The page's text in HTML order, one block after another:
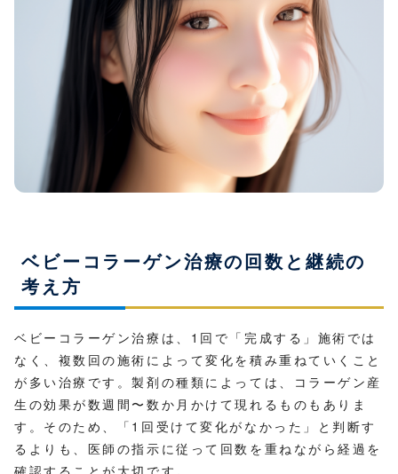
ベビーコラーゲン治療の回数と継続の
考え方
ベビーコラーゲン治療は、1回で「完成する」施術では
なく、複数回の施術によって変化を積み重ねていくこと
が多い治療です。製剤の種類によっては、コラーゲン産
生の効果が数週間〜数か月かけて現れるものもありま
す。そのため、「1回受けて変化がなかった」と判断す
るよりも、医師の指示に従って回数を重ねながら経過を
確認することが大切です。